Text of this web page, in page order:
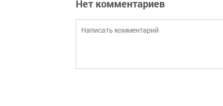
Нет комментариев